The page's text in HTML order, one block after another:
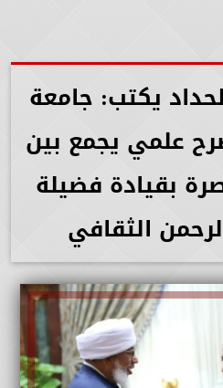
يكتب: جامعة
علمي يجمع بين
بقيادة فضيلة
الثقافي